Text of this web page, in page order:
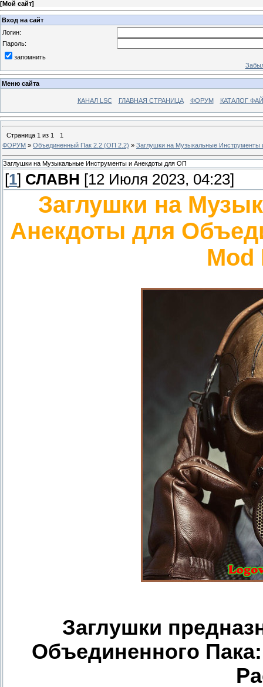
[Мой сайт]
Вход на сайт
Логин:
Пароль:
запомнить
Меню сайта
КАНАЛ LSC ГЛАВНАЯ СТРАНИЦА ФОРУМ КАТАЛОГ
Страница 1 из 1
1
ФОРУМ » Объединенный Пак 2.2 (ОП 2.2) » Заглушки на Музыкальные Инструменты
Заглушки на Музыкальные Инструменты и Анекдоты для ОП
[1] СЛАВН [12 Июля 2023, 04:23]
Заглушки на
Анекдоты для
Mod
Заглушки
Объединенного